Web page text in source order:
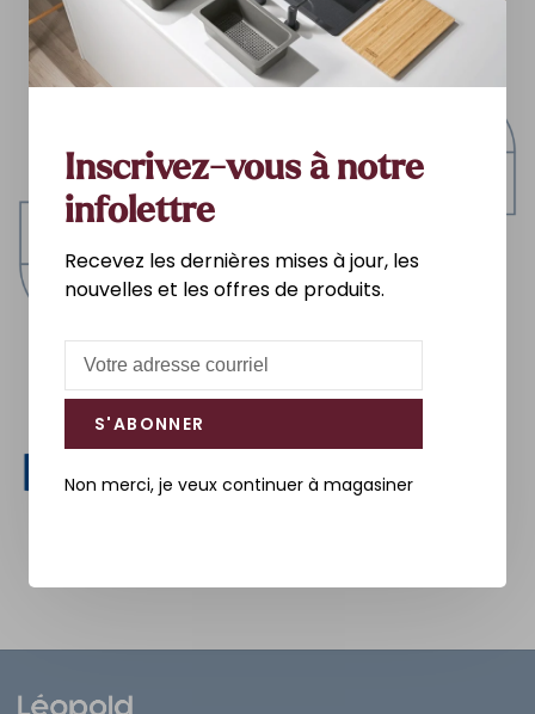
Inscrivez-vous à notre
infolettre
Recevez les dernières mises à jour, les
nouvelles et les offres de produits.
S'ABONNER
Non merci, je veux continuer à magasiner